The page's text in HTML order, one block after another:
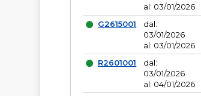
al: 03/01/2026
G2615001
dal:
03/01/2026
al: 03/01/2026
R2601001
dal:
03/01/2026
al: 04/01/2026